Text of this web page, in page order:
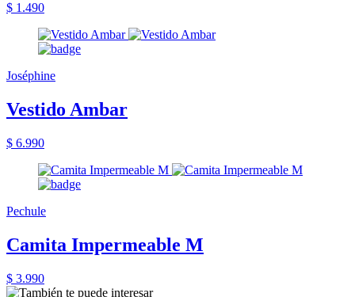
$ 1.490
Joséphine
Vestido Ambar
$ 6.990
Pechule
Camita Impermeable M
$ 3.990